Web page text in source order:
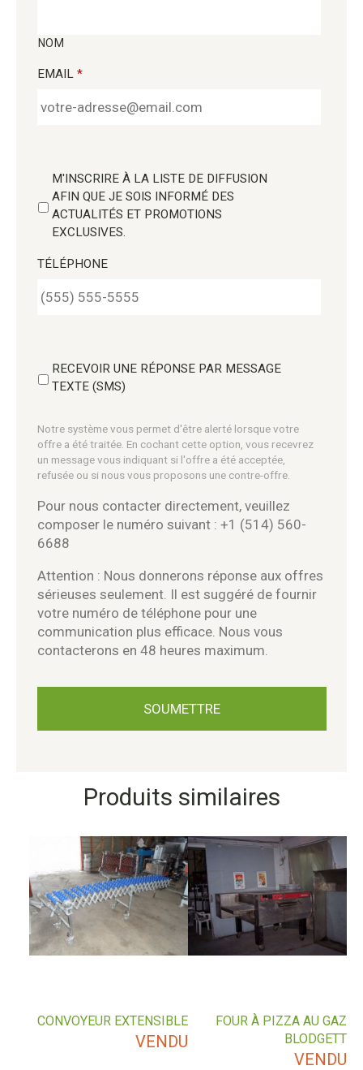
NOM
EMAIL *
M'INSCRIRE À LA LISTE DE DIFFUSION
AFIN QUE JE SOIS INFORMÉ DES
ACTUALITÉS ET PROMOTIONS
EXCLUSIVES.
TÉLÉPHONE
RECEVOIR UNE RÉPONSE PAR MESSAGE
TEXTE (SMS)
Notre système vous permet d'être alerté lorsque votre
offre a été traitée. En cochant cette option, vous recevrez
un message vous indiquant si l'offre a été acceptée,
refusée ou si nous vous proposons une contre-offre.
Pour nous contacter directement, veuillez
composer le numéro suivant : +1 (514) 560-
6688
Attention : Nous donnerons réponse aux offres
sérieuses seulement. Il est suggéré de fournir
votre numéro de téléphone pour une
communication plus efficace. Nous vous
contacterons en 48 heures maximum.
Produits similaires
FOUR À PIZZA AU GAZ
BLODGETT
VENDU
CONVOYEUR EXTENSIBLE
VENDU